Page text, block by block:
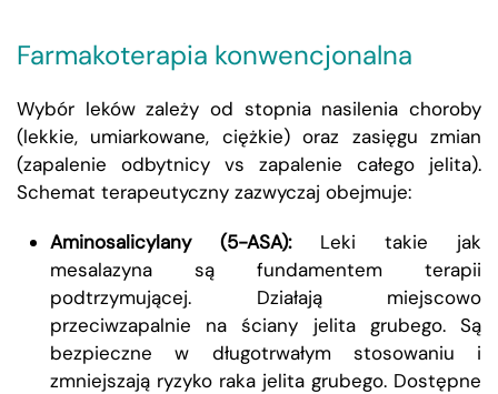
Farmakoterapia konwencjonalna
Wybór leków zależy od stopnia nasilenia choroby
(lekkie, umiarkowane, ciężkie) oraz zasięgu zmian
(zapalenie odbytnicy vs zapalenie całego jelita).
Schemat terapeutyczny zazwyczaj obejmuje:
Aminosalicylany (5-ASA):Leki takie jak
mesalazyna są fundamentem terapii
podtrzymującej. Działają miejscowo
przeciwzapalnie na ściany jelita grubego. Są
bezpieczne w długotrwałym stosowaniu i
zmniejszają ryzyko raka jelita grubego. Dostępne